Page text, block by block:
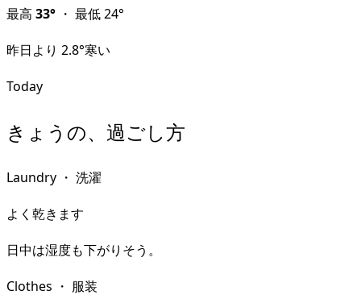
最高 33° ・ 最低24°
昨日より 2.8°寒い
Today
きょうの、過ごし方
Laundry ・ 洗濯
よく乾きます
日中は湿度も下がりそう。
Clothes ・ 服装